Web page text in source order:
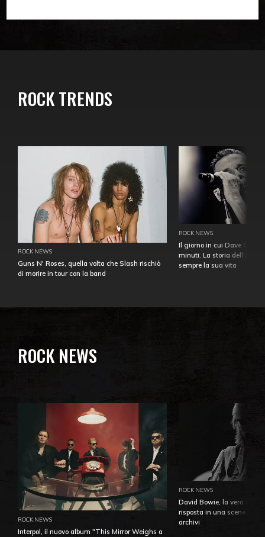
ROCK TRENDS
ROCK NEWS
Guns N' Roses, quella volta che Slash rischiò
di morire in tour con la band
ROCK NEWS
Il giorno in cui Dave
minuti. La storia
sempre la sua vita
ROCK NEWS
ROCK NEWS
Interpol, il nuovo album "This Mirror Weighs a
ROCK NEWS
David Bowie, la vera
risposta in una
archivi